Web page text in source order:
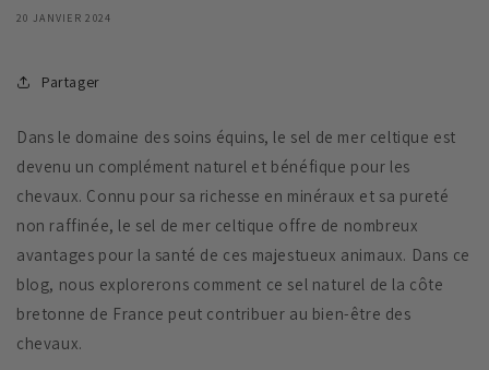
20 JANVIER 2024
Partager
Dans le domaine des soins équins, le sel de mer celtique est
devenu un complément naturel et bénéfique pour les
chevaux. Connu pour sa richesse en minéraux et sa pureté
non raffinée, le sel de mer celtique offre de nombreux
avantages pour la santé de ces majestueux animaux. Dans ce
blog, nous explorerons comment ce sel naturel de la côte
bretonne de France peut contribuer au bien-être des
chevaux.